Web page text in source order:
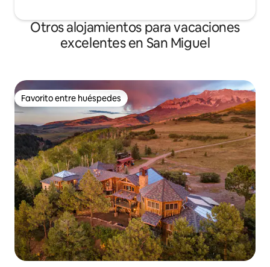
Otros alojamientos para vacaciones
excelentes en San Miguel
Favorito entre huéspedes
Favorito entre huéspedes